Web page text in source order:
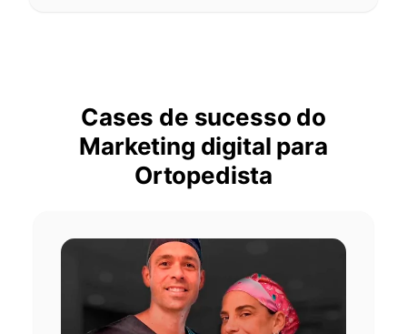
Cases de sucesso do
Marketing digital para
Ortopedista